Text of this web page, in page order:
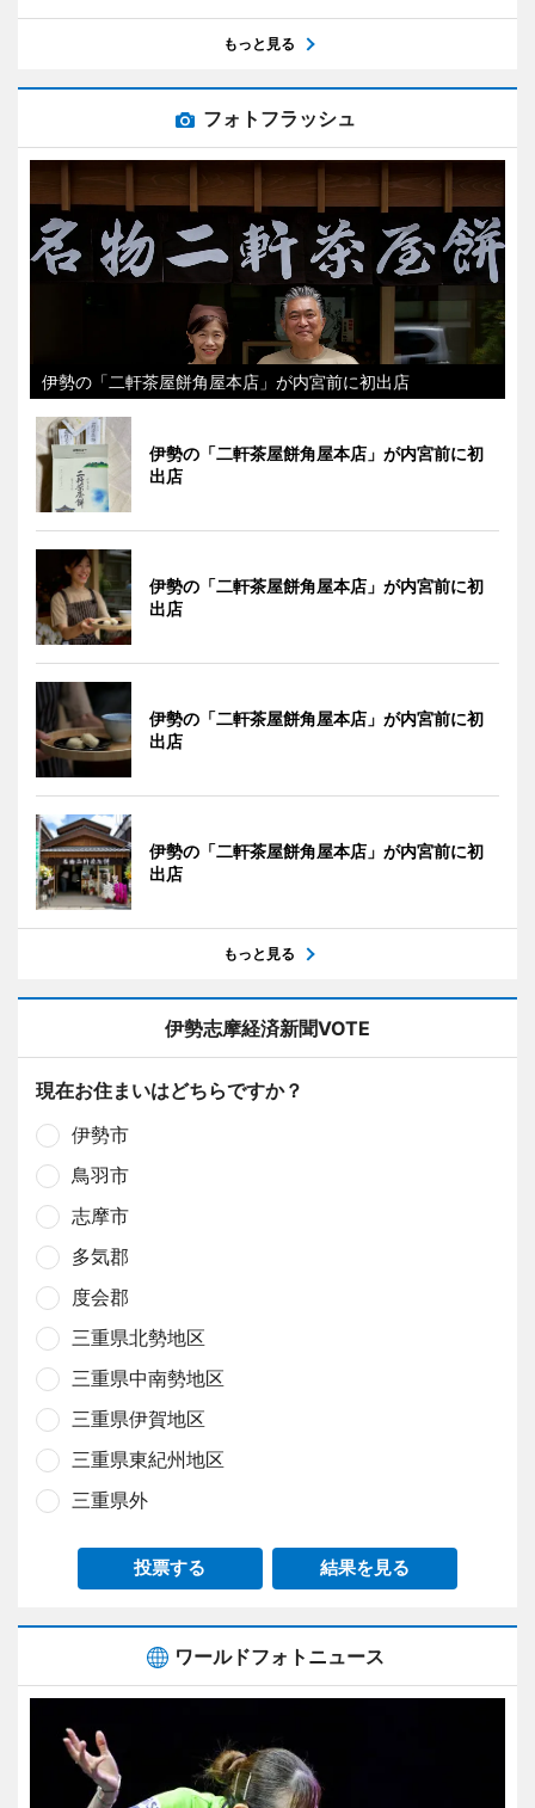
もっと見る
フォトフラッシュ
伊勢の「二軒茶屋餅角屋本店」が内宮前に初出店
伊勢の「二軒茶屋餅角屋本店」が内宮前に初
出店
伊勢の「二軒茶屋餅角屋本店」が内宮前に初
出店
伊勢の「二軒茶屋餅角屋本店」が内宮前に初
出店
伊勢の「二軒茶屋餅角屋本店」が内宮前に初
出店
もっと見る
伊勢志摩経済新聞VOTE
現在お住まいはどちらですか？
伊勢市
鳥羽市
志摩市
多気郡
度会郡
三重県北勢地区
三重県中南勢地区
三重県伊賀地区
三重県東紀州地区
三重県外
投票する 結果を見る
ワールドフォトニュース